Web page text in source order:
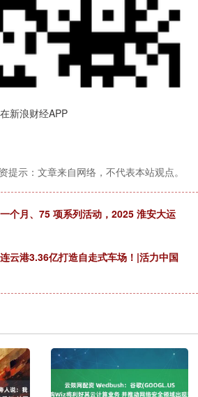
新浪财经APP
提示：文章来自网络，不代表本站观点。
个月、75 项系列活动，2025 淮安大运
云港3.36亿打造自走式车场！|活力中国